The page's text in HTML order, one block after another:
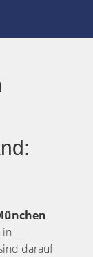
in
darauf